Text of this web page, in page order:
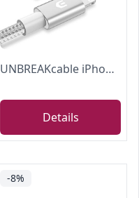
UNBREAKcable iPhone Ladekabel Lightning Kabel 2m MFi Zertifiziert mit Original Apple C89 Terminal und Smart Chip Datenkabel kompatibel mit iPhone, iPad Air, Airpods
Details
-8%